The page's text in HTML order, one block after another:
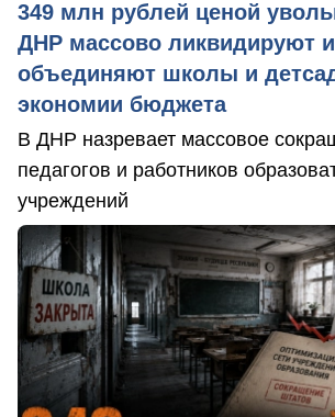
349 млн рублей ценой
ДНР массово ликвидируют и
объединяют школы и
экономии бюджета
В ДНР назревает массовое
педагогов и работников
учреждений